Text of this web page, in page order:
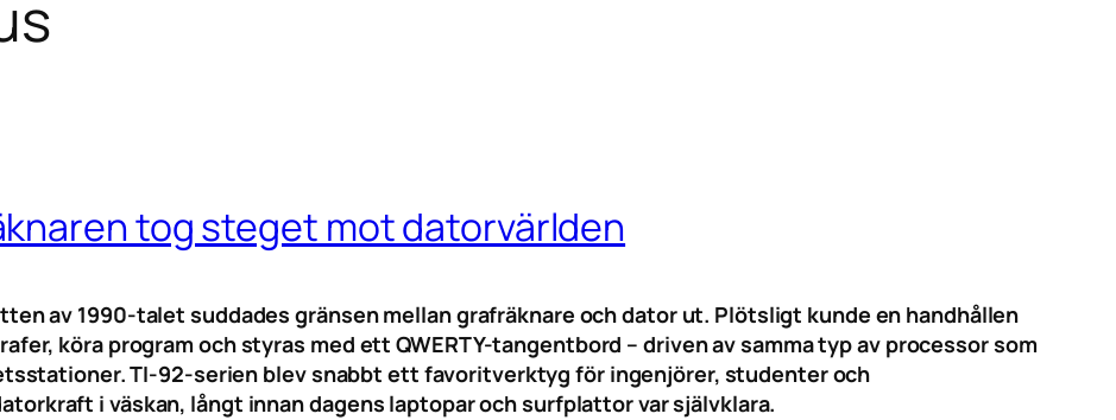
tog steget mot datorvärlden
av 1990-talet suddades gränsen mellan grafräknare och dator ut. Plötsligt kunde en handhållen
köra program och styras med ett QWERTY-tangentbord – driven av samma typ av processor som
TI-92-serien blev snabbt ett favoritverktyg för ingenjörer, studenter och
i väskan, långt innan dagens laptopar och surfplattor var självklara.